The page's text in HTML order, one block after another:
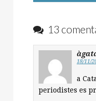
navigation
13
18/11/
a
periodistes es